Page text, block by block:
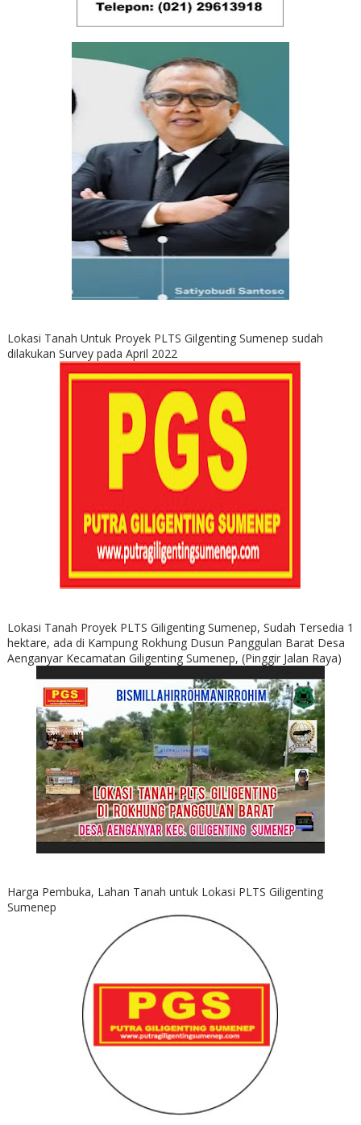
Lokasi Tanah Untuk Proyek PLTS Gilgenting Sumenep sudah
dilakukan Survey pada April 2022
Lokasi Tanah Proyek PLTS Giligenting Sumenep, Sudah Tersedia 1
hektare, ada di Kampung Rokhung Dusun Panggulan Barat Desa
Aenganyar Kecamatan Giligenting Sumenep, (Pinggir Jalan Raya)
Harga Pembuka, Lahan Tanah untuk Lokasi PLTS Giligenting
Sumenep